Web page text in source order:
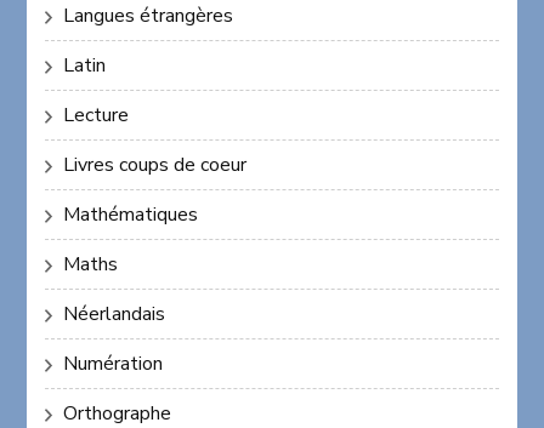
Langues étrangères
Latin
Lecture
Livres coups de coeur
Mathématiques
Maths
Néerlandais
Numération
Orthographe